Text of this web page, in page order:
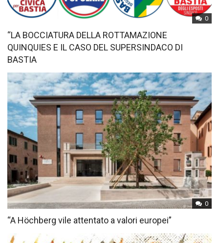
0
“LA BOCCIATURA DELLA ROTTAMAZIONE
QUINQUIES E IL CASO DEL SUPERSINDACO DI
BASTIA
0
“A Höchberg vile attentato a valori europei”